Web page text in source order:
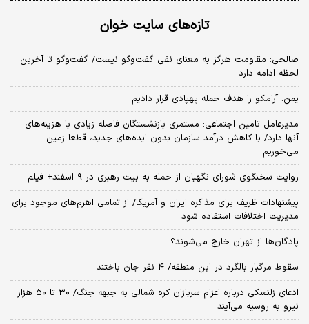
تازه‌های سایت خوان
صالحی: مقاومت هرگز به معنای نفی گفت‌وگو نیست/ گفت‌وگو تا آخرین
لحظه ادامه دارد
یمن: آرامکو را هدف حمله پهپادی قرار دادیم
مدیرعامل تامین اجتماعی: مستمری بازنشستگان فاصله زیادی با هزینه‌های
آنها دارد/ با کاهش درآمد سازمان بدون ایده‌های جدید، قطعا زمین
می‌خوریم
روایت سخنگوی شورای نگهبان از حمله به بیت رهبری در ۹ اسفند+ فیلم
پیشنهادات ظریف برای مذاکره ایران و آمریکا/ از تمامی اهرم‌های موجود برای
مدیریت اختلافات استفاده شود
پادگان‌ها از تهران خارج می‌شوند؟
سقوط مرگبار بالگرد در این منطقه/ ۴ نفر جان باختند
ادعای زلنسکی درباره اعزام سربازان کره شمالی به جبهه جنگ/ ۳۰ تا ۵۰ هزار
نیرو به روسیه می‌آیند